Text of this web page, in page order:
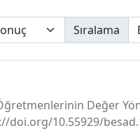
Sıralama
Değer
doi.org/10.55929/